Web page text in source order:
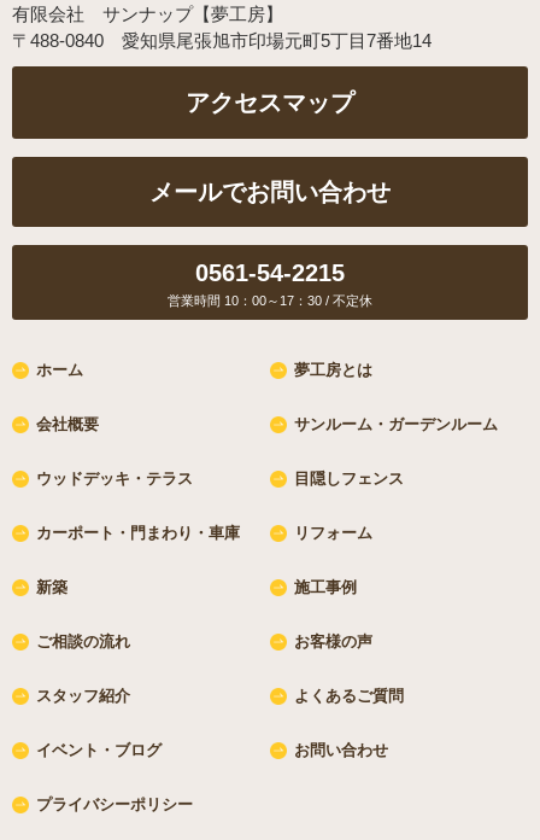
有限会社 サンナップ【夢工房】
〒488-0840 愛知県尾張旭市印場元町5丁目7番地14
メールでお問い合わせ
営業時間 10：00～17：30 / 不定休
ホーム 夢工房とは
会社概要 サンルーム・ガーデンルーム
ウッドデッキ・テラス 目隠しフェンス
カーポート・門まわり・車庫 リフォーム
新築 施工事例
ご相談の流れ お客様の声
スタッフ紹介 よくあるご質問
イベント・ブログ お問い合わせ
プライバシーポリシー